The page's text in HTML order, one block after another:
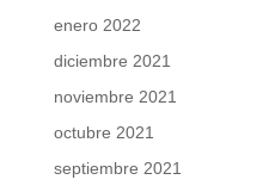
enero 2022
diciembre 2021
noviembre 2021
octubre 2021
septiembre 2021